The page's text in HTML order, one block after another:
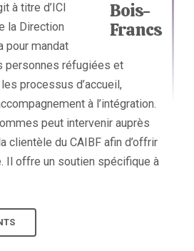
à titre d’ICI
la Direction
pour mandat
personnes réfugiées et
processus d’accueil,
à l’intégration.
peut intervenir auprès
clientèle du CAIBF afin d’offrir
Il offre un soutien spécifique à